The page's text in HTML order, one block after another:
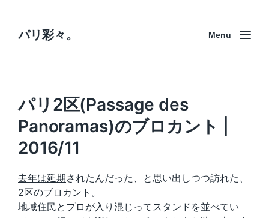
パリ彩々。 Menu
パリ2区(Passage des
Panoramas)のブロカント |
2016/11
去年は延期されたんだった、と思い出しつつ訪れた、
2区のブロカント。
地域住民とプロが入り混じってスタンドを並べてい